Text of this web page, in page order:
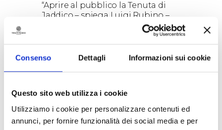
Consenso Dettagli Informazioni sui cookie
Questo sito web utilizza i cookie
Utilizziamo i cookie per personalizzare contenuti ed
annunci, per fornire funzionalità dei social media e per
“Aprire al pubblico la Tenuta di
Jaddico – spiega Luigi Rubino –
rappresenta per gli amanti del
vino un’occasione da non perdere
per vivere un’esperienza capace
di svelare tutta la nostra passione
e quel futuro luminoso che si
profila all’orizzonte dei i migliori
delle Donne – continua Rubino –
è il segno innovativo, ma anche
antico di un legame tra la civiltà
della vite e le comunità salentine.